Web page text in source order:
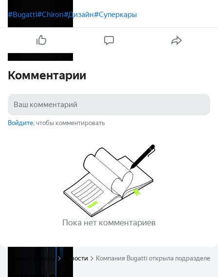
#Bugatti#Chiron#Дизайн#Суперкары
Комментарии
Войдите, чтобы комментировать
Пока нет комментариев
Журнал Авто.ру Новости Компания Bugatti открыла